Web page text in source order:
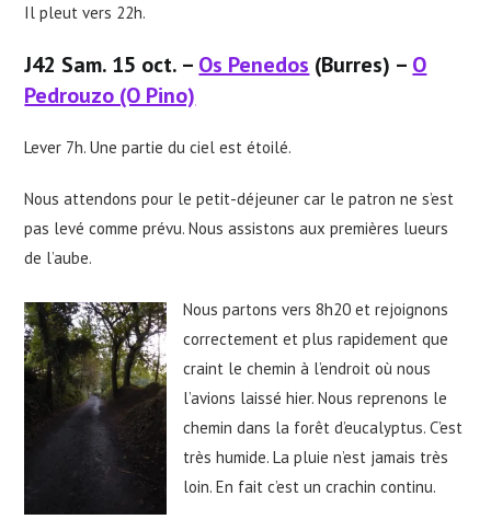
Il pleut vers 22h.
J42 Sam. 15 oct. – Os Penedos (Burres) – O
Pedrouzo (O Pino)
Lever 7h. Une partie du ciel est étoilé.
Nous attendons pour le petit-déjeuner car le patron ne s’est
pas levé comme prévu. Nous assistons aux premières lueurs
de l’aube.
Nous partons vers 8h20 et rejoignons
correctement et plus rapidement que
craint le chemin à l’endroit où nous
l’avions laissé hier. Nous reprenons le
chemin dans la forêt d’eucalyptus. C’est
très humide. La pluie n’est jamais très
loin. En fait c’est un crachin continu.